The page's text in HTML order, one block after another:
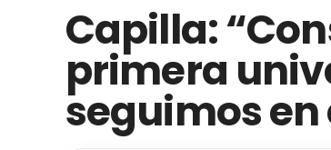
Capilla:
primera
seguimos